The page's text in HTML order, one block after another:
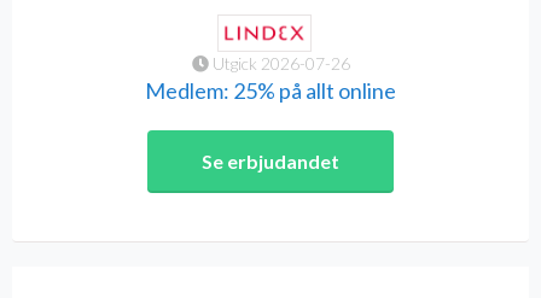
Utgick 2026-07-26
Medlem: 25% på allt online
Se erbjudandet